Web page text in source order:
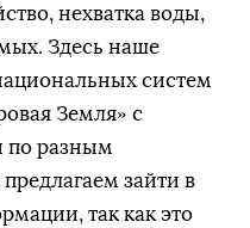
нехватка воды,
Здесь наше
систем
Земля» с
по разным
зайти в
так как это